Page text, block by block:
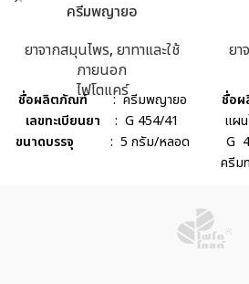
ครีมพญายอ
ยาจากสมุนไพร, ยาทาและใช้
ภายนอก
ไฟโตแคร์
ชื่อผลิตภัณฑ์: ครีมพญายอ
เลขทะเบียนยา : G 454/41
ขนาดบรรจุ
: 5 กรัม/หลอด
ยา
ชื่อ
แผ
G
ครีม